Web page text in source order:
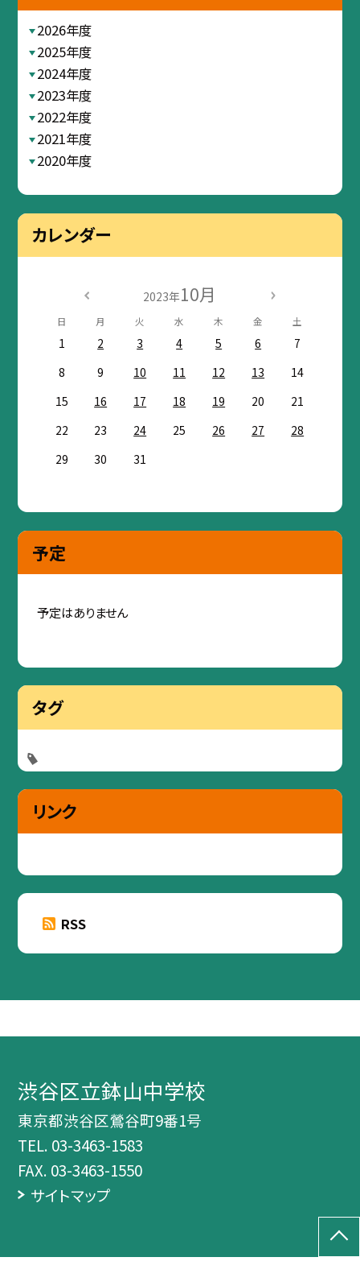
2026年度
2025年度
2024年度
2023年度
2022年度
2021年度
2020年度
カレンダー
2023年10月
日 月 火 水 木 金 土
1 2 3 4 5 6
7
8
9 10 11 12 13
14
15
16 17 18 19 20
21
22
23 24 25 26 27
28
29
30 31
予定
予定はありません
タグ
リンク
RSS
渋谷区立鉢山中学校
東京都渋谷区鶯谷町9番1号
TEL. 03-3463-1583
FAX. 03-3463-1550
サイトマップ